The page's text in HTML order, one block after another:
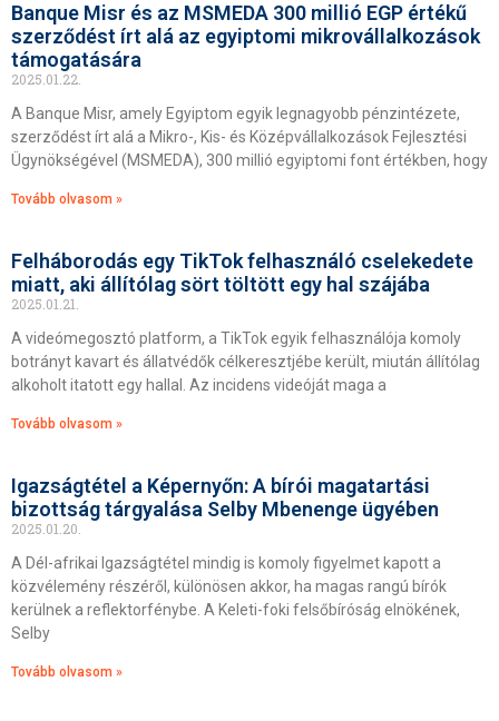
Banque Misr és az MSMEDA 300 millió EGP értékű
szerződést írt alá az egyiptomi mikrovállalkozások
támogatására
2025.01.22.
A Banque Misr, amely Egyiptom egyik legnagyobb pénzintézete,
szerződést írt alá a Mikro-, Kis- és Középvállalkozások Fejlesztési
Ügynökségével (MSMEDA), 300 millió egyiptomi font értékben, hogy
Tovább olvasom »
Felháborodás egy TikTok felhasználó cselekedete
miatt, aki állítólag sört töltött egy hal szájába
2025.01.21.
A videómegosztó platform, a TikTok egyik felhasználója komoly
botrányt kavart és állatvédők célkeresztjébe került, miután állítólag
alkoholt itatott egy hallal. Az incidens videóját maga a
Tovább olvasom »
Igazságtétel a Képernyőn: A bírói magatartási
bizottság tárgyalása Selby Mbenenge ügyében
2025.01.20.
A Dél-afrikai Igazságtétel mindig is komoly figyelmet kapott a
közvélemény részéről, különösen akkor, ha magas rangú bírók
kerülnek a reflektorfénybe. A Keleti-foki felsőbíróság elnökének,
Selby
Tovább olvasom »